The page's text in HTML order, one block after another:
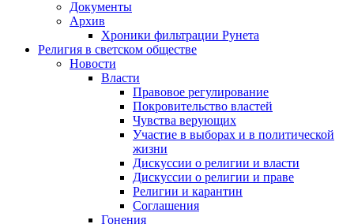
Документы
Архив
Хроники фильтрации Рунета
Религия в светском обществе
Новости
Власти
Правовое регулирование
Покровительство властей
Чувства верующих
Участие в выборах и в политической
жизни
Дискуссии о религии и власти
Дискуссии о религии и праве
Религии и карантин
Соглашения
Гонения